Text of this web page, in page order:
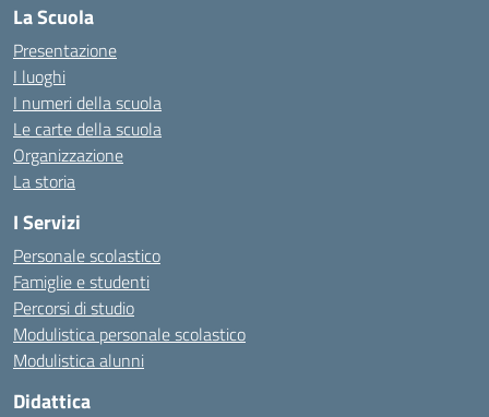
La Scuola
Presentazione
I luoghi
I numeri della scuola
Le carte della scuola
Organizzazione
La storia
I Servizi
Personale scolastico
Famiglie e studenti
Percorsi di studio
Modulistica personale scolastico
Modulistica alunni
Didattica